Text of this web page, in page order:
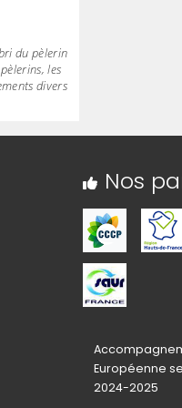
du pèlerin
les
divers
Nos
Européenne
2024-2025